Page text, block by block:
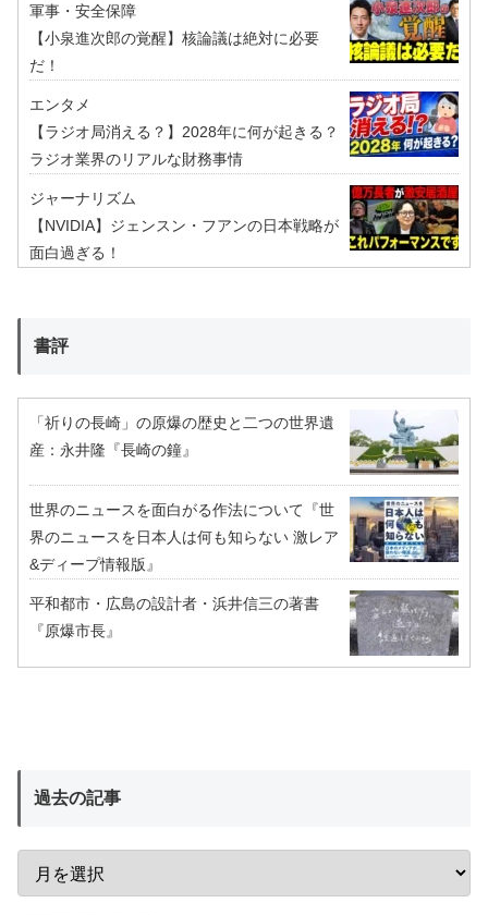
軍事・安全保障
【小泉進次郎の覚醒】核論議は絶対に必要
だ！
エンタメ
【ラジオ局消える？】2028年に何が起きる？
ラジオ業界のリアルな財務事情
ジャーナリズム
【NVIDIA】ジェンスン・フアンの日本戦略が
面白過ぎる！
書評
「祈りの長崎」の原爆の歴史と二つの世界遺
産：永井隆『長崎の鐘』
世界のニュースを面白がる作法について『世
界のニュースを日本人は何も知らない 激レア
&ディープ情報版』
平和都市・広島の設計者・浜井信三の著書
『原爆市長』
過去の記事